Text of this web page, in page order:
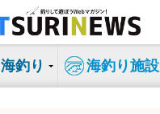
海釣り 海釣り施設